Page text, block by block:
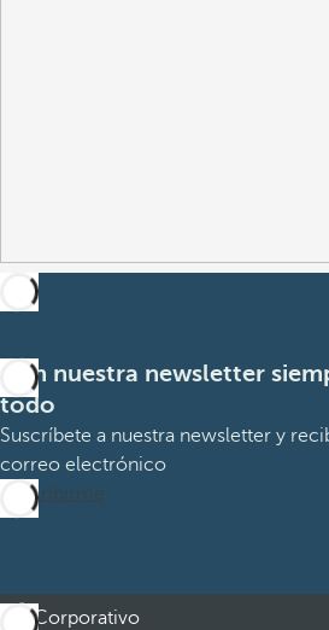
Con nuestra newsletter
todo
Suscríbete a nuestra newsletter y
correo electrónico
Suscribirme
Corporativo